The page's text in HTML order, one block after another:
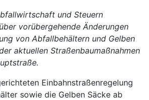
und Steuern
vorübergehende Änderungen
von Abfallbehältern und Gelben
aktuellen Straßenbaumaßnahmen
Einbahnstraßenregelung
sowie die Gelben Säcke ab